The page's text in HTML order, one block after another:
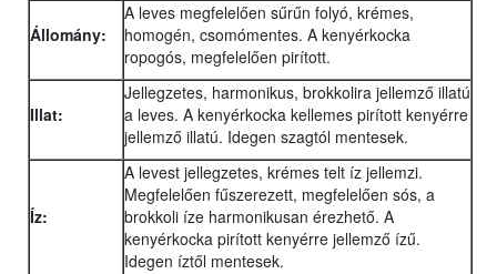
Állomány:
A leves megfelelően sűrűn folyó, krémes,
homogén, csomómentes. A kenyérkocka
ropogós, megfelelően pirított.
Illat:
Jellegzetes, harmonikus, brokkolira jellemző illatú
a leves. A kenyérkocka kellemes pirított kenyérre
jellemző illatú. Idegen szagtól mentesek.
Íz:
A levest jellegzetes, krémes telt íz jellemzi.
Megfelelően fűszerezett, megfelelően sós, a
brokkoli íze harmonikusan érezhető. A
kenyérkocka pirított kenyérre jellemző ízű.
Idegen íztől mentesek.